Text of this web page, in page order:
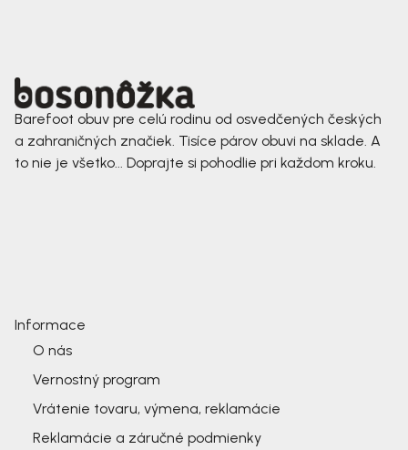
Barefoot obuv pre celú rodinu od osvedčených českých
a zahraničných značiek. Tisíce párov obuvi na sklade. A
to nie je všetko... Doprajte si pohodlie pri každom kroku.
Informace
O nás
Vernostný program
Vrátenie tovaru, výmena, reklamácie
Reklamácie a záručné podmienky